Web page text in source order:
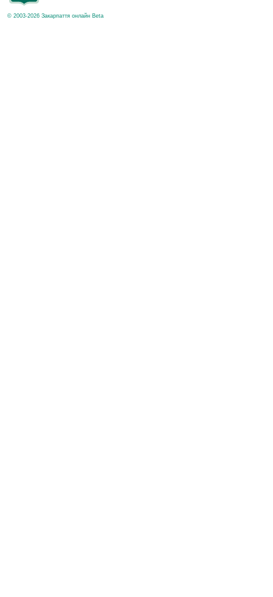
© 2003-2026 Закарпаття онлайн Beta